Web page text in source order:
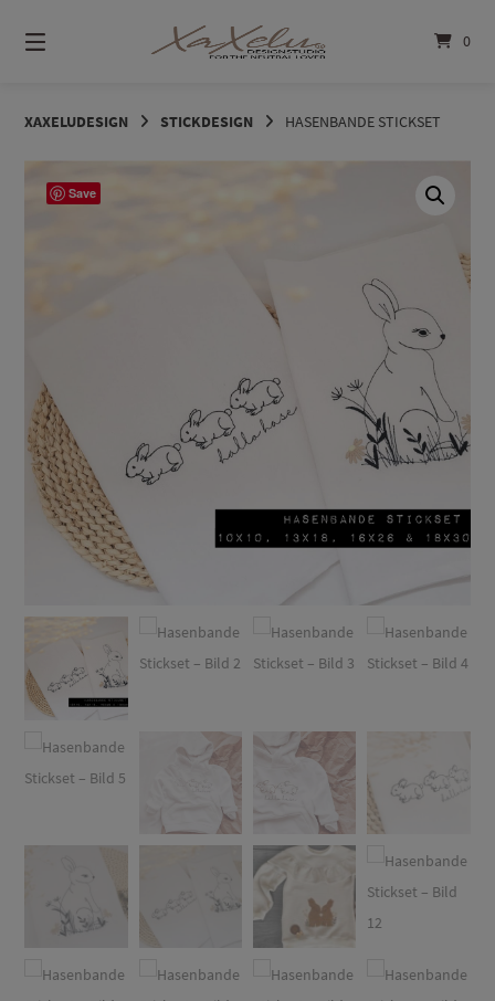
zum
Inhalt
0
XAXELUDESIGN STICKDESIGN HASENBANDE STICKSET
Save